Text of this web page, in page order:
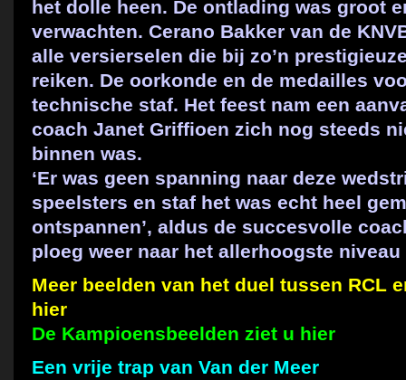
het dolle heen. De ontlading was groot
verwachten. Cerano Bakker van de
alle versierselen die bij zo’n
reiken. De oorkonde en de medailles
technische staf. Het feest nam een
coach Janet Griffioen zich nog steeds
binnen was.
‘Er was geen spanning naar deze
speelsters en staf het was echt heel
ontspannen’, aldus de succesvolle
ploeg weer naar het allerhoogste
Meer beelden van het duel tussen RCL
hier
De Kampioensbeelden ziet u hier
Een vrije trap van Van der Meer